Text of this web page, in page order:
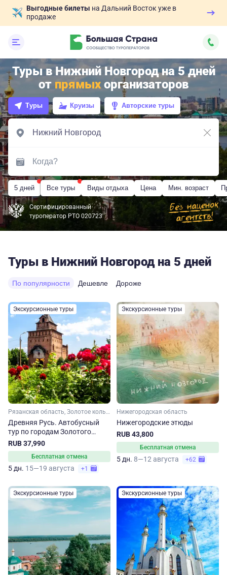
Выгодные билеты на Дальний Восток уже в
продаже
Туры в Нижний Новгород на 5 дней
от прямыхорганизаторов
Туры Круизы Авторские туры
5 дней Все туры Виды отдыха Цена Мин. возраст
Сертифицированный
туроператор РТО 020723
Туры в Нижний Новгород на 5 дней
По популярности Дешевле Дороже
Экскурсионные туры
Рязанская область, Золотое кольцо, Владимирская область, Нижегородская область, Малое Золотое кольцо, Московская область
Древняя Русь. Автобусный
тур по городам Золотого
кольца
RUB 37,990
Бесплатная отмена
5 дн. 15—19 августа +1
Экскурсионные туры
Нижегородская область
Нижегородские этюды
RUB 43,800
Бесплатная отмена
5 дн. 8—12 августа +62
Экскурсионные туры Экскурсионные туры